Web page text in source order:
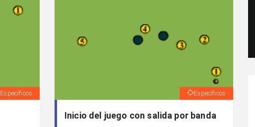
Específicos Específicos
Inicio del juego con salida por banda